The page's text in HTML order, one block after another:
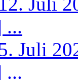
...
Juli
...